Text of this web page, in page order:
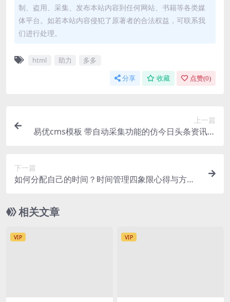
制、盗用、采集、发布本站内容到任何网站、书籍等各类媒
体平台。如若本站内容侵犯了原著者的合法权益，可联系我
们进行处理。
html 助力 多多
分享 收藏 点赞(0)
上一篇
易优cms模板 带自动采集功能的仿今日头条资讯网
下一篇
如何分配自己的时间？时间管理四象限心得与方法
相关文章
VIP VIP